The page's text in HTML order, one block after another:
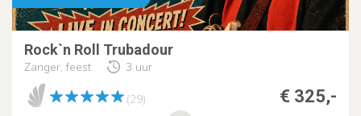
Rock`n Roll Trubadour
Zanger, feest 3 uur
€ 325,-
(29)